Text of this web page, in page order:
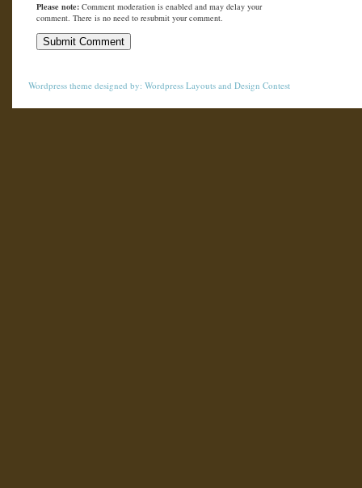
Please note: Comment moderation is enabled and may delay your
comment. There is no need to resubmit your comment.
Wordpress theme designed by: Wordpress Layouts and Design Contest